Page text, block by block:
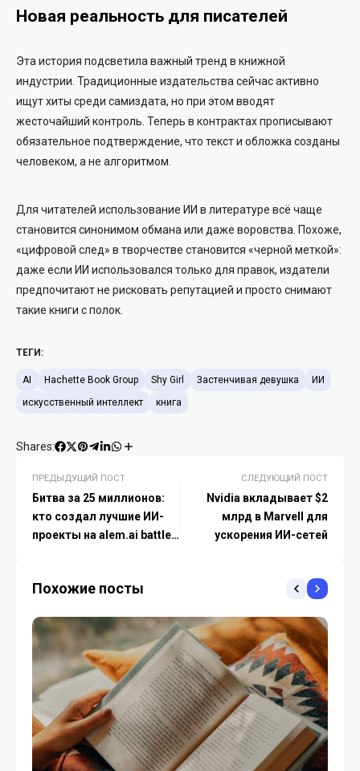
Новая реальность для писателей
Эта история подсветила важный тренд в книжной
индустрии. Традиционные издательства сейчас активно
ищут хиты среди самиздата, но при этом вводят
жесточайший контроль. Теперь в контрактах прописывают
обязательное подтверждение, что текст и обложка созданы
человеком, а не алгоритмом.
Для читателей использование ИИ в литературе всё чаще
становится синонимом обмана или даже воровства. Похоже,
«цифровой след» в творчестве становится «черной меткой»:
даже если ИИ использовался только для правок, издатели
предпочитают не рисковать репутацией и просто снимают
такие книги с полок.
ТЕГИ:
AI Hachette Book Group Shy Girl Застенчивая девушка
ИИ
искусственный интеллект
книга
Shares:
ПРЕДЫДУЩИЙ ПОСТ
Битва за 25 миллионов:
кто создал лучшие ИИ-
проекты на alem.ai battle в
СЛЕДУЮЩИЙ ПОСТ
Nvidia вкладывает $2
млрд в Marvell для
ускорения ИИ-сетей
Похожие посты